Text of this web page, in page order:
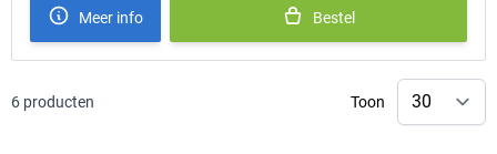
Meer info Bestel
6 producten Toon